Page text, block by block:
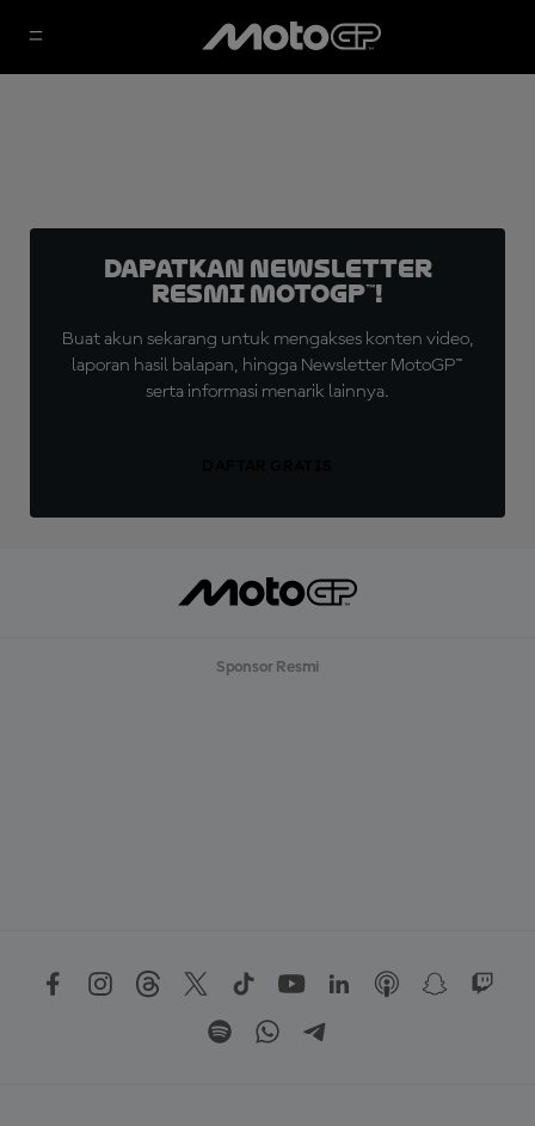
Dapatkan Newsletter
Resmi MotoGP™!
Buat akun sekarang untuk mengakses konten video,
laporan hasil balapan, hingga Newsletter MotoGP™
serta informasi menarik lainnya.
Sponsor Resmi